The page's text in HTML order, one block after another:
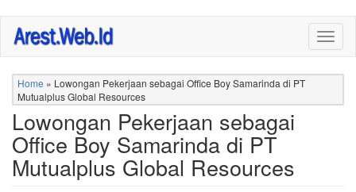
Skip
main
content
Home » Lowongan Pekerjaan sebagai Office Boy Samarinda di PT
Mutualplus Global Resources
Lowongan Pekerjaan sebagai
Office Boy Samarinda di PT
Mutualplus Global Resources